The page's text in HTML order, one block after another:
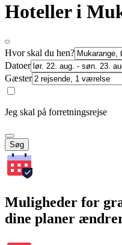
Hoteller i
Hvor skal du hen?
Datoer
Gæster
Jeg skal på forretningsrejse
Søg
Muligheder for
dine planer